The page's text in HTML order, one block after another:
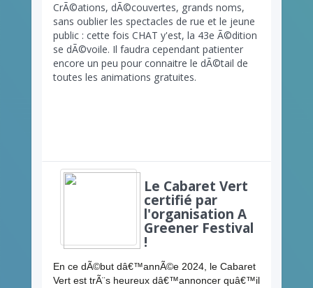
CrÃ©ations, dÃ©couvertes, grands noms,
sans oublier les spectacles de rue et le jeune
public : cette fois CHAT y'est, la 43e Ã©dition
se dÃ©voile. Il faudra cependant patienter
encore un peu pour connaitre le dÃ©tail de
toutes les animations gratuites.
Le Cabaret Vert
certifié par
l'organisation A
Greener Festival
!
En ce dÃ©but dâ€™annÃ©e 2024, le Cabaret
Vert est trÃ¨s heureux dâ€™annoncer quâ€™il